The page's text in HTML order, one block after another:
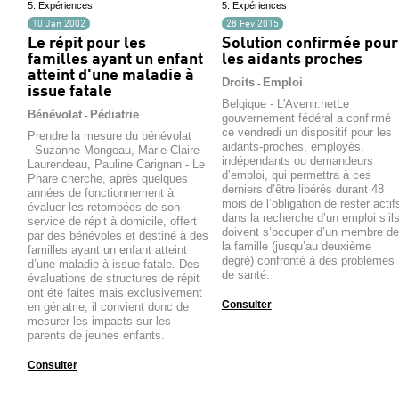
5. Expériences
10 Jan 2002
Le répit pour les
familles ayant un enfant
atteint d'une maladie à
issue fatale
Bénévolat- Pédiatrie
Prendre la mesure du bénévolat
- Suzanne Mongeau, Marie-Claire
Laurendeau, Pauline Carignan - Le
Phare cherche, après quelques
années de fonctionnement à
évaluer les retombées de son
service de répit à domicile, offert
par des bénévoles et destiné à des
familles ayant un enfant atteint
d’une maladie à issue fatale. Des
évaluations de structures de répit
ont été faites mais exclusivement
en gériatrie, il convient donc de
mesurer les impacts sur les
parents de jeunes enfants.
Consulter
5. Expériences
28 Fév 2015
Solution confirmée pour
les aidants proches
Droits- Emploi
Belgique - L'Avenir.netLe
gouvernement fédéral a confirmé
ce vendredi un dispositif pour les
aidants-proches, employés,
indépendants ou demandeurs
d’emploi, qui permettra à ces
derniers d’être libérés durant 48
mois de l’obligation de rester
dans la recherche d’un emploi s’ils
doivent s’occuper d’un membre de
la famille (jusqu’au deuxième
degré) confronté à des problèmes
de santé.
Consulter